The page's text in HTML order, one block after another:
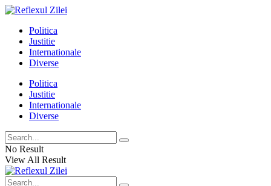
Politica
Justitie
Internationale
Diverse
Politica
Justitie
Internationale
Diverse
No Result
View All Result